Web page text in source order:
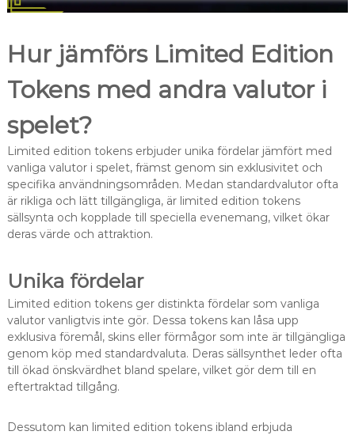
Hur jämförs Limited Edition
Tokens med andra valutor i
spelet?
Limited edition tokens erbjuder unika fördelar jämfört med
vanliga valutor i spelet, främst genom sin exklusivitet och
specifika användningsområden. Medan standardvalutor ofta
är rikliga och lätt tillgängliga, är limited edition tokens
sällsynta och kopplade till speciella evenemang, vilket ökar
deras värde och attraktion.
Unika fördelar
Limited edition tokens ger distinkta fördelar som vanliga
valutor vanligtvis inte gör. Dessa tokens kan låsa upp
exklusiva föremål, skins eller förmågor som inte är tillgängliga
genom köp med standardvaluta. Deras sällsynthet leder ofta
till ökad önskvärdhet bland spelare, vilket gör dem till en
eftertraktad tillgång.
Dessutom kan limited edition tokens ibland erbjuda